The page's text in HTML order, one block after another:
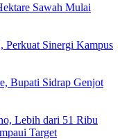
Sawah Mulai
Perkuat Sinergi Kampus
Bupati Sidrap Genjot
Lebih dari 51 Ribu
Target